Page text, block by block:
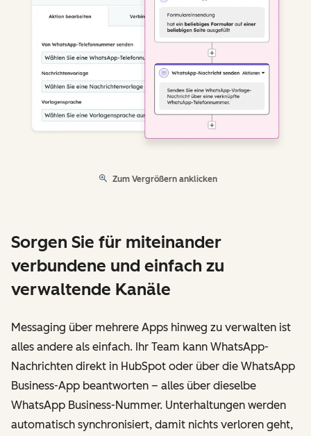
Zum Vergrößern anklicken
Sorgen Sie für miteinander
verbundene und einfach zu
verwaltende Kanäle
Messaging über mehrere Apps hinweg zu verwalten ist
alles andere als einfach. Ihr Team kann WhatsApp-
Nachrichten direkt in HubSpot oder über die WhatsApp
Business-App beantworten – alles über dieselbe
WhatsApp Business-Nummer. Unterhaltungen werden
automatisch synchronisiert, damit nichts verloren geht,